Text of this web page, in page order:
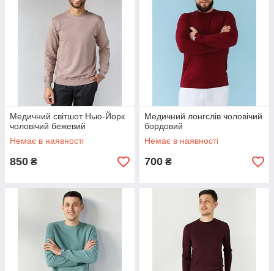
Медичний світшот Нью-Йорк
чоловічий бежевий
Немає в наявності
850 ₴
Медичний лонгслів чоловічий
бордовий
Немає в наявності
700 ₴